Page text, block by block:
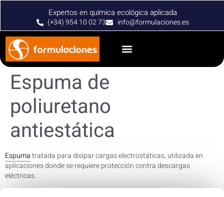
Expertos en química ecológica aplicada
(+34) 954 10 02 73 info@formulaciones.es
Espuma de
poliuretano
antiestática
Espumatratada para disipar cargas electrostáticas, utilizada en
aplicaciones donde se requiere protección contra descargas
eléctricas.